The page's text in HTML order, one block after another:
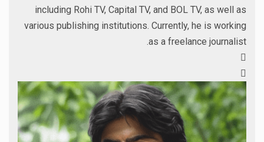
including Rohi TV, Capital TV, and BOL TV, as well as
various publishing institutions. Currently, he is working
as a freelance journalist.